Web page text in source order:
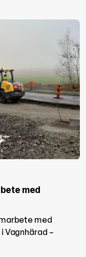
med
med
Vagnhärad –